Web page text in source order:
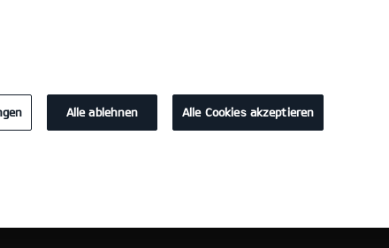
Probefahrt
Alle ablehnen Alle Cookies akzeptieren